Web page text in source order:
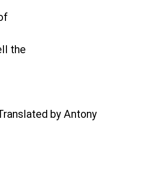
the
by Antony